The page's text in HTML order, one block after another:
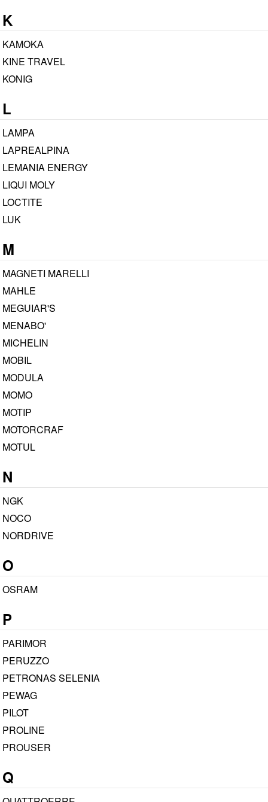
K
KAMOKA
KINE TRAVEL
KONIG
L
LAMPA
LAPREALPINA
LEMANIA ENERGY
LIQUI MOLY
LOCTITE
LUK
M
MAGNETI MARELLI
MAHLE
MEGUIAR'S
MENABO'
MICHELIN
MOBIL
MODULA
MOMO
MOTIP
MOTORCRAF
MOTUL
N
NGK
NOCO
NORDRIVE
O
OSRAM
P
PARIMOR
PERUZZO
PETRONAS SELENIA
PEWAG
PILOT
PROLINE
PROUSER
Q